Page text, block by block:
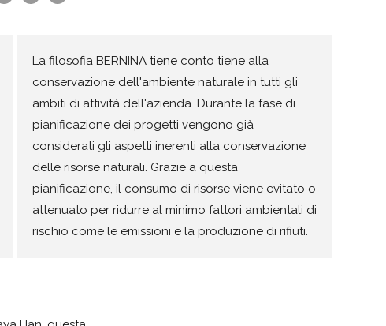
La filosofia BERNINA tiene conto tiene alla
conservazione dell'ambiente naturale in tutti gli
ambiti di attività dell'azienda. Durante la fase di
pianificazione dei progetti vengono già
considerati gli aspetti inerenti alla conservazione
delle risorse naturali. Grazie a questa
pianificazione, il consumo di risorse viene evitato o
attenuato per ridurre al minimo fattori ambientali di
rischio come le emissioni e la produzione di rifiuti.